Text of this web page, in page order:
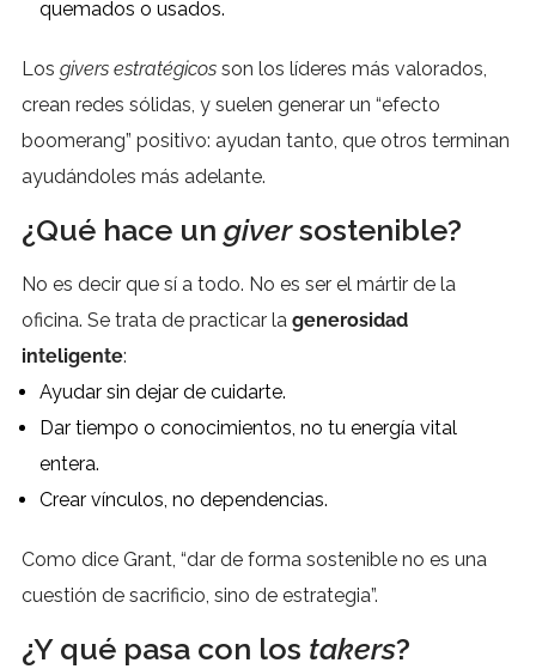
quemados o usados.
Los givers estratégicos son los líderes más valorados,
crean redes sólidas, y suelen generar un “efecto
boomerang” positivo: ayudan tanto, que otros terminan
ayudándoles más adelante.
¿Qué hace un giversostenible?
No es decir que sí a todo. No es ser el mártir de la
oficina. Se trata de practicar la generosidad
inteligente:
Ayudar sin dejar de cuidarte.
Dar tiempo o conocimientos, no tu energía vital
entera.
Crear vínculos, no dependencias.
Como dice Grant, “dar de forma sostenible no es una
cuestión de sacrificio, sino de estrategia”.
¿Y qué pasa con los takers?